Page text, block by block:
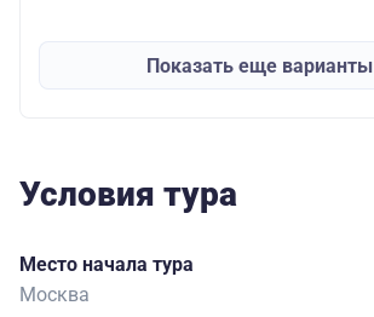
Показать еще варианты
Условия тура
Место начала тура
Москва